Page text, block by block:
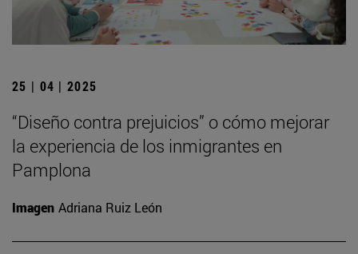
25 | 04 | 2025
“Diseño contra prejuicios” o cómo mejorar
la experiencia de los inmigrantes en
Pamplona
Imagen Adriana Ruiz León